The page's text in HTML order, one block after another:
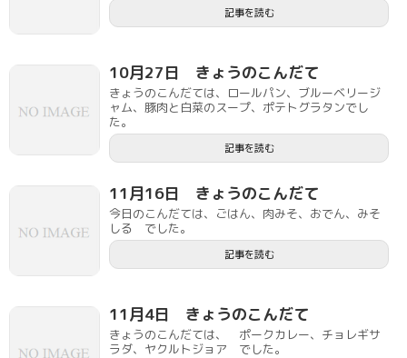
記事を読む
10月27日 きょうのこんだて
きょうのこんだては、ロールパン、ブルーベリージ
ャム、豚肉と白菜のスープ、ポテトグラタンでし
た。
記事を読む
11月16日 きょうのこんだて
今日のこんだては、ごはん、肉みそ、おでん、みそ
しる でした。
記事を読む
11月4日 きょうのこんだて
きょうのこんだては、 ポークカレー、チョレギサ
ラダ、ヤクルトジョア でした。